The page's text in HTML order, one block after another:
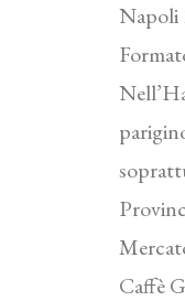
Napoli
Caffè